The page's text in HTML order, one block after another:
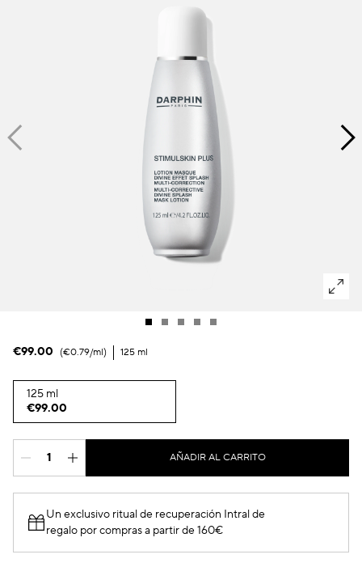
€99.00 €0.79/ml 125 ml
125 ml
€99.00
AÑADIR AL CARRITO
Un exclusivo ritual de recuperación Intral de
regalo por compras a partir de 160€